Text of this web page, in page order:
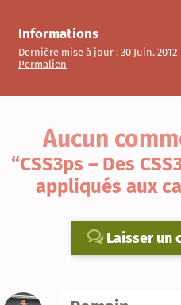
Informations
Dernière mise à jour : 30 Juin. 2012
Permalien
Aucun
“CSS3ps – Des
appliqués aux
Laisser un